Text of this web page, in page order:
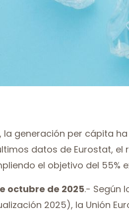
la generación per cápita
datos de Eurostat,
el objetivo del 55%
octubre de 2025.- Según
2025), la Unión